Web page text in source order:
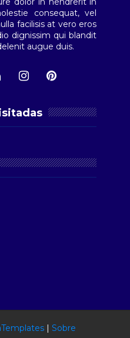
consequat, vel
facilisis at vero eros
dignissim qui blandit
augue duis.
|Sobre